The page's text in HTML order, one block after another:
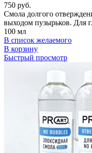
750 руб.
Смола долгого
выходом пузырьков. Для
100 мл
В список желаемого
В корзину
Быстрый просмотр